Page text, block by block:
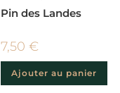
Pin des Landes
7,50 €
Ajouter au panier